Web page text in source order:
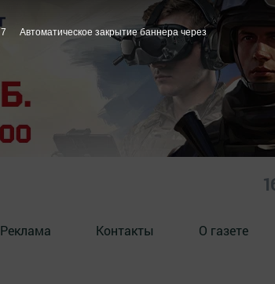
Реклама Контакты О газете
6 Автоматическое закрытие баннера через